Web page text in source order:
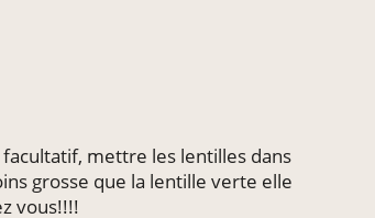
mettre les lentilles dans
grosse que la lentille verte elle
vous!!!!